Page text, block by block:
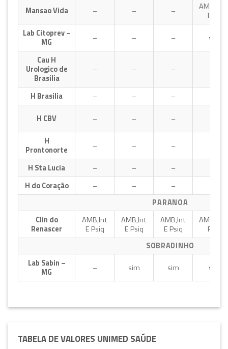
Mansao Vida
– – –
Psiq
Lab Citoprev –
MG
– – –
sim
Cau H
Urologico de
Brasilia
– – –
H Brasilia – – –
H CBV
– – –
H
Prontonorte
– – –
H Sta Lucia
– – –
H do Coração
– – –
PARANOA
Clin do
Renascer
AMB,Int
E Psiq
AMB,Int
E Psiq
AMB,Int
E Psiq
AMB,Int
Psiq
SOBRADINHO
Lab Sabin –
MG
– sim sim sim
TABELA DE VALORES UNIMED SAÚDE